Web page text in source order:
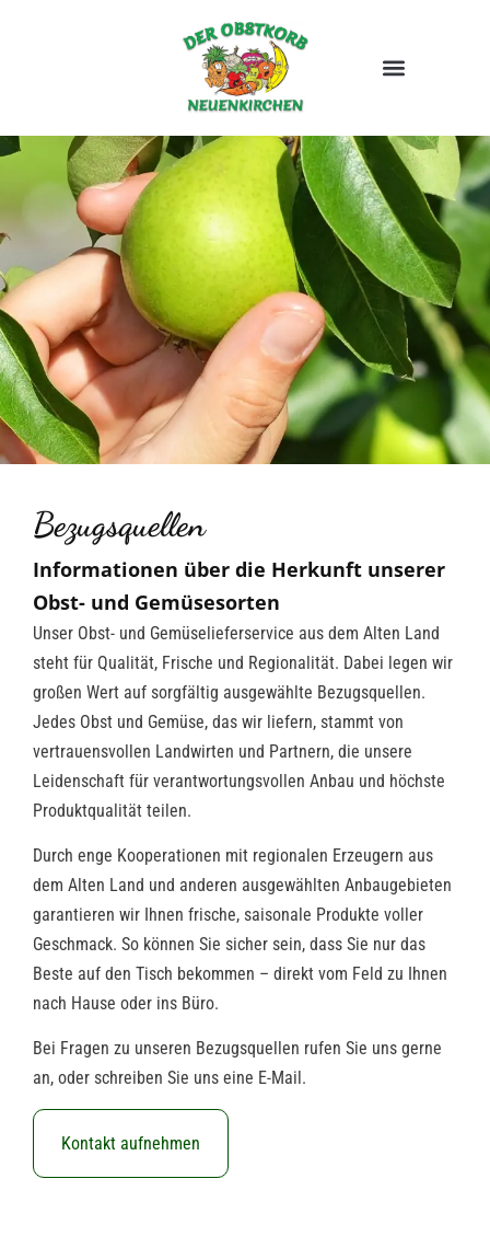
Bezugsquellen
Informationen über die Herkunft unserer
Obst- und Gemüsesorten
Unser Obst- und Gemüselieferservice aus dem Alten Land
steht für Qualität, Frische und Regionalität. Dabei legen wir
großen Wert auf sorgfältig ausgewählte Bezugsquellen.
Jedes Obst und Gemüse, das wir liefern, stammt von
vertrauensvollen Landwirten und Partnern, die unsere
Leidenschaft für verantwortungsvollen Anbau und höchste
Produktqualität teilen.
Durch enge Kooperationen mit regionalen Erzeugern aus
dem Alten Land und anderen ausgewählten Anbaugebieten
garantieren wir Ihnen frische, saisonale Produkte voller
Geschmack. So können Sie sicher sein, dass Sie nur das
Beste auf den Tisch bekommen – direkt vom Feld zu Ihnen
nach Hause oder ins Büro.
Bei Fragen zu unseren Bezugsquellen rufen Sie uns gerne
an, oder schreiben Sie uns eine E-Mail.
Kontakt aufnehmen